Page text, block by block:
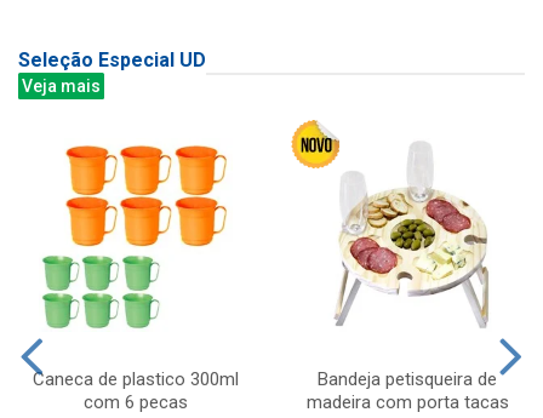
Seleção Especial UD
Veja mais
Caneca de plastico 300ml
com 6 pecas
Bandeja petisqueira de
madeira com porta tacas